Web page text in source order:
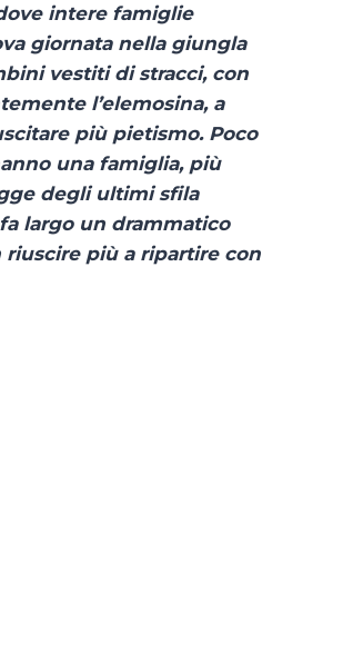
intere famiglie
giornata nella giungla
vestiti di stracci, con
l’elemosina, a
più pietismo. Poco
una famiglia, più
degli ultimi sfila
largo un drammatico
più a ripartire con